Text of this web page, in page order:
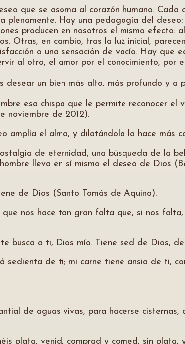
que se asoma al corazón humano. Cada
plenamente. Hay una pedagogía del
producen en nosotros el mismo efecto:
Otras, en cambio, tras la luz inicial,
o una sensación de vacío. Hay que
al otro, el amor por el conocimiento, por
desear un bien más alto, más profundo y
esa chispa que le permite reconocer el
noviembre de 2012).
amplía el alma, y dilatándola la hace más
de eternidad, una búsqueda de la
lleva en sí mismo el deseo de Dios
de Dios (Santo Tomás de Aquino).
nos hace tan gran falta que, si nos
busca a ti, Dios mío. Tiene sed de Dios,
sedienta de ti; mi carne tiene ansia de ti,
de aguas vivas, para hacerse
plata, venid, comprad y comed, sin plata,